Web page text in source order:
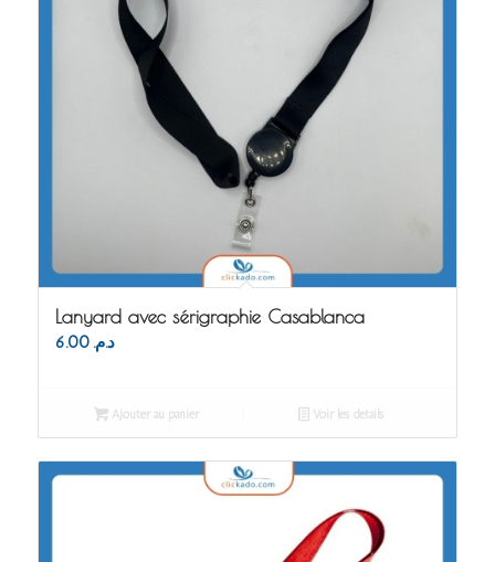
Lanyard avec sérigraphie Casablanca
د.م. 6.00
Ajouter au panier Voir les détails